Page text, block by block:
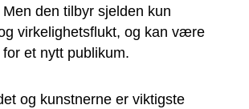
den tilbyr sjelden kun
virkelighetsflukt, og kan være
et nytt publikum.
og kunstnerne er viktigste